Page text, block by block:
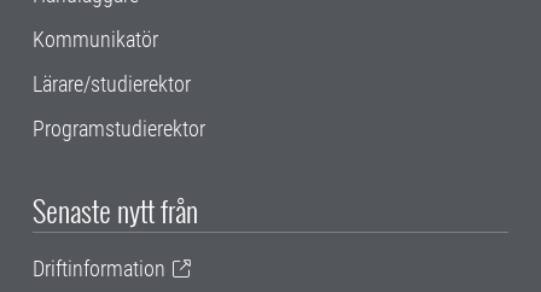
Kommunikatör
Lärare/studierektor
Programstudierektor
Senaste nytt från
Driftinformation